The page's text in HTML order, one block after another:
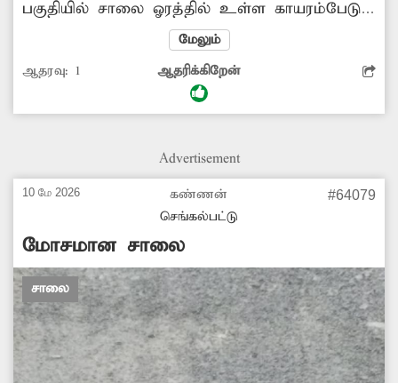
பகுதியில் சாலை ஓரத்தில் உள்ள காயரம்பேடு
என்ற ஊரின் பெயர் பலகை தனியார் விளம்பர
பலகை மூலம் மறைக்கப்பட்டுள்ளது. இதனால்
அந்த பகுதிக்கு வரும் வாகன ஓட்டிகள் மற்றும்
பொதுமக்கள் இடம் தெரியாமல் சுற்றிதிரியும்
பலகையை மறைக்கும் வகையில் உள்ள
நடவடிக்கை எடுக்க வேண்டும்.
மேலும்
ஆதரவு: 1 ஆதரிக்கிறேன்
Advertisement
10 மே 2026
கண்ணன்
செங்கல்பட்டு
#64079
மோசமான சாலை
சாலை